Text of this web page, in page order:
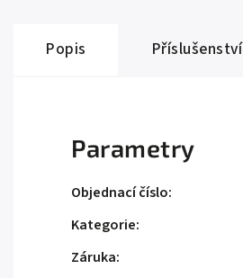
Popis Příslušenství
Parametry
Objednací číslo:
Kategorie:
Záruka: